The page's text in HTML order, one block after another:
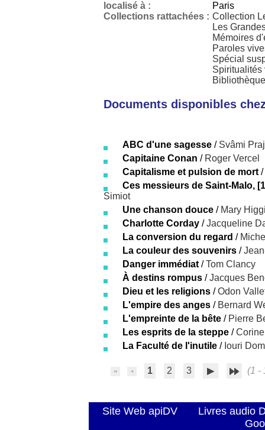
localisé à :
Paris
Collections rattachées : Collection
Les
Mémoires
Paroles
Spécial
Spiritualités
Documents disponibles
ABC d'une sagesse / Svâmi
Capitaine Conan / Roger Vercel
Capitalisme et pulsion de mort /
Ces messieurs de Saint-Malo,
Simiot
Une chanson douce / Mary
Charlotte Corday /Jacqueline
La conversion du regard /
La couleur des souvenirs /
Danger immédiat /Tom Clancy
À destins rompus /Jacques
Dieu et les religions /Odon
L'empire des anges / Bernard
L'empreinte de la bête / Pierre
Les esprits de la steppe /
La Faculté de l'inutile / Iouri
1 2 3 (1 -
Site Web apiDV
Livres audio